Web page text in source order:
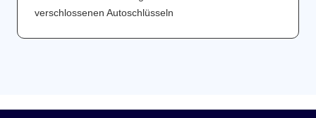
verschlossenen Autoschlüsseln